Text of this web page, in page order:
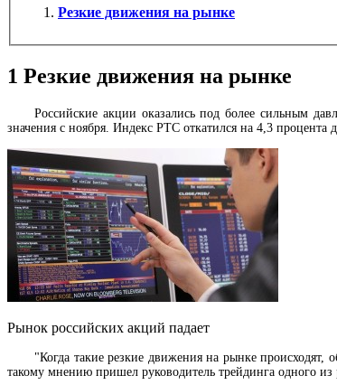
Резкие движения на рынке
1 Резкие движения на рынке
Российские акции оказались под более сильным
значения с ноября. Индекс РТС откатился на 4,3 процента
Рынок российских акций падает
"Когда такие резкие движения на рынке происходят,
такому мнению пришел руководитель трейдинга одного из